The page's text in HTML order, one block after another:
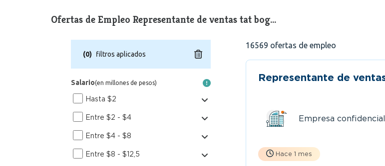
Ofertas de Empleo Representante de ventas tat bog…
16569 ofertas de empleo
Empresa confidencial
Hace 1 mes
(0) filtros aplicados
Salario(en millones de pesos)
Hasta $2
Entre $2 - $4
Entre $4 - $8
Entre $8 - $12,5